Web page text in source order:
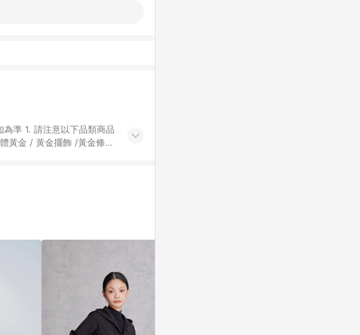
商品
黃金 / 黃金擺飾 /黃金條
(指定活動店家除外) 3. 訂